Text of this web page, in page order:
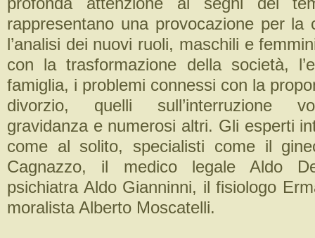
rappresentano una provocazione per la
l’analisi dei nuovi ruoli, maschili e
con la trasformazione della società,
famiglia, i problemi connessi con la
divorzio, quelli sull’interruzione
gravidanza e numerosi altri. Gli esperti
come al solito, specialisti come il
Cagnazzo, il medico legale Aldo
psichiatra Aldo Gianninni, il fisiologo
moralista Alberto Moscatelli.